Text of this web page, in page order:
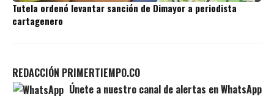
Tutela ordenó levantar sanción de Dimayor a periodista
cartagenero
REDACCIÓN PRIMERTIEMPO.CO
Únete a nuestro canal de alertas en WhatsApp